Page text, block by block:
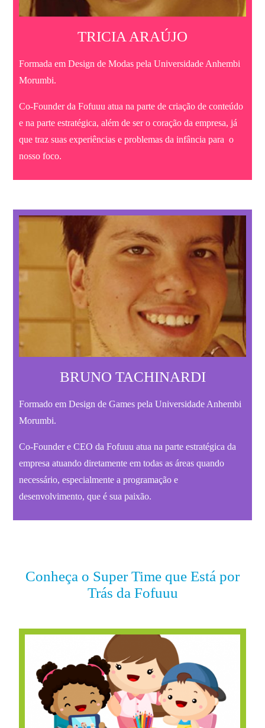
TRICIA ARAÚJO
Formada em Design de Modas pela Universidade Anhembi
Morumbi.
Co-Founder da Fofuuu atua na parte de criação de conteúdo
e na parte estratégica, além de ser o coração da empresa, já
que traz suas experiências e problemas da infância para o
nosso foco.
BRUNO TACHINARDI
Formado em Design de Games pela Universidade Anhembi
Morumbi.
Co-Founder e CEO da Fofuuu atua na parte estratégica da
empresa atuando diretamente em todas as áreas quando
necessário, especialmente a programação e
desenvolvimento, que é sua paixão.
Conheça o Super Time que Está por
Trás da Fofuuu